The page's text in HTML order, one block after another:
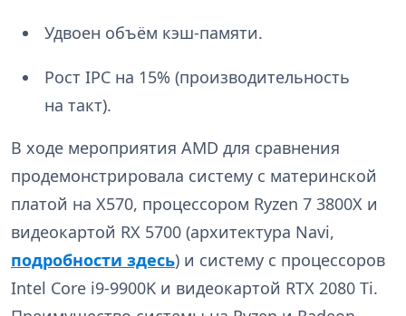
Удвоен объём кэш-памяти.
Рост IPC на 15% (производительность
на такт).
В ходе мероприятия AMD для сравнения
продемонстрировала систему с материнской
платой на X570, процессором Ryzen 7 3800X и
видеокартой RX 5700 (архитектура Navi,
подробности здесь) и систему с процессоров
Intel Core i9-9900K и видеокартой RTX 2080 Ti.